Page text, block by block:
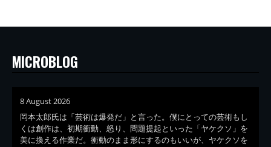
MICROBLOG
8 August 2026
岡本太郎氏は「芸術は爆発だ」と言った。僕にとっての芸術もし
くは創作は、初期衝動、怒り、問題提起といった「ヤケクソ」を
美に換える作業だ。衝動のまま形にするのもいいが、ヤケクソを